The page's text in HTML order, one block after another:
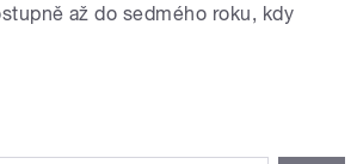
až do sedmého roku, kdy